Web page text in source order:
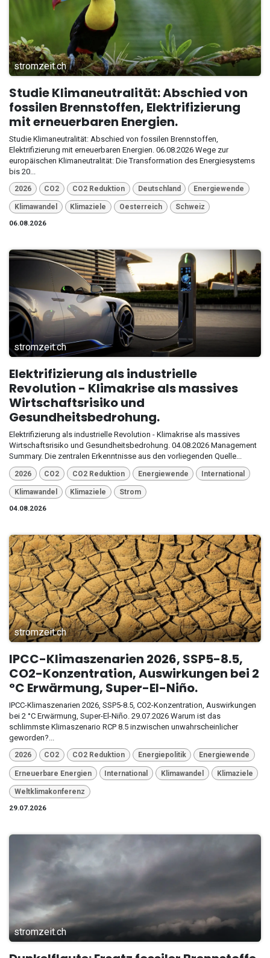
stromzeit.ch
Studie Klimaneutralität: Abschied von
fossilen Brennstoffen, Elektrifizierung
mit erneuerbaren Energien.
Studie Klimaneutralität: Abschied von fossilen Brennstoffen,
Elektrifizierung mit erneuerbaren Energien. 06.08.2026 Wege zur
europäischen Klimaneutralität: Die Transformation des Energiesystems
bis 20...
2026 CO2 CO2 Reduktion Deutschland Energiewende
Klimawandel Klimaziele Oesterreich
Schweiz
06.08.2026
stromzeit.ch
Elektrifizierung als industrielle
Revolution - Klimakrise als massives
Wirtschaftsrisiko und
Gesundheitsbedrohung.
Elektrifizierung als industrielle Revolution - Klimakrise als massives
Wirtschaftsrisiko und Gesundheitsbedrohung. 04.08.2026 Management
Summary. Die zentralen Erkenntnisse aus den vorliegenden Quelle...
2026 CO2 CO2 Reduktion Energiewende International
Klimawandel Klimaziele
Strom
04.08.2026
stromzeit.ch
IPCC-Klimaszenarien 2026, SSP5-8.5,
CO2-Konzentration, Auswirkungen bei 2
°C Erwärmung, Super-El-Niño.
IPCC-Klimaszenarien 2026, SSP5-8.5, CO2-Konzentration, Auswirkungen
bei 2 °C Erwärmung, Super-El-Niño. 29.07.2026 Warum ist das
schlimmste Klimaszenario RCP 8.5 inzwischen unwahrscheinlicher
geworden?...
2026 CO2 CO2 Reduktion Energiepolitik Energiewende
Erneuerbare Energien International Klimawandel Klimaziele
Weltklimakonferenz
29.07.2026
stromzeit.ch